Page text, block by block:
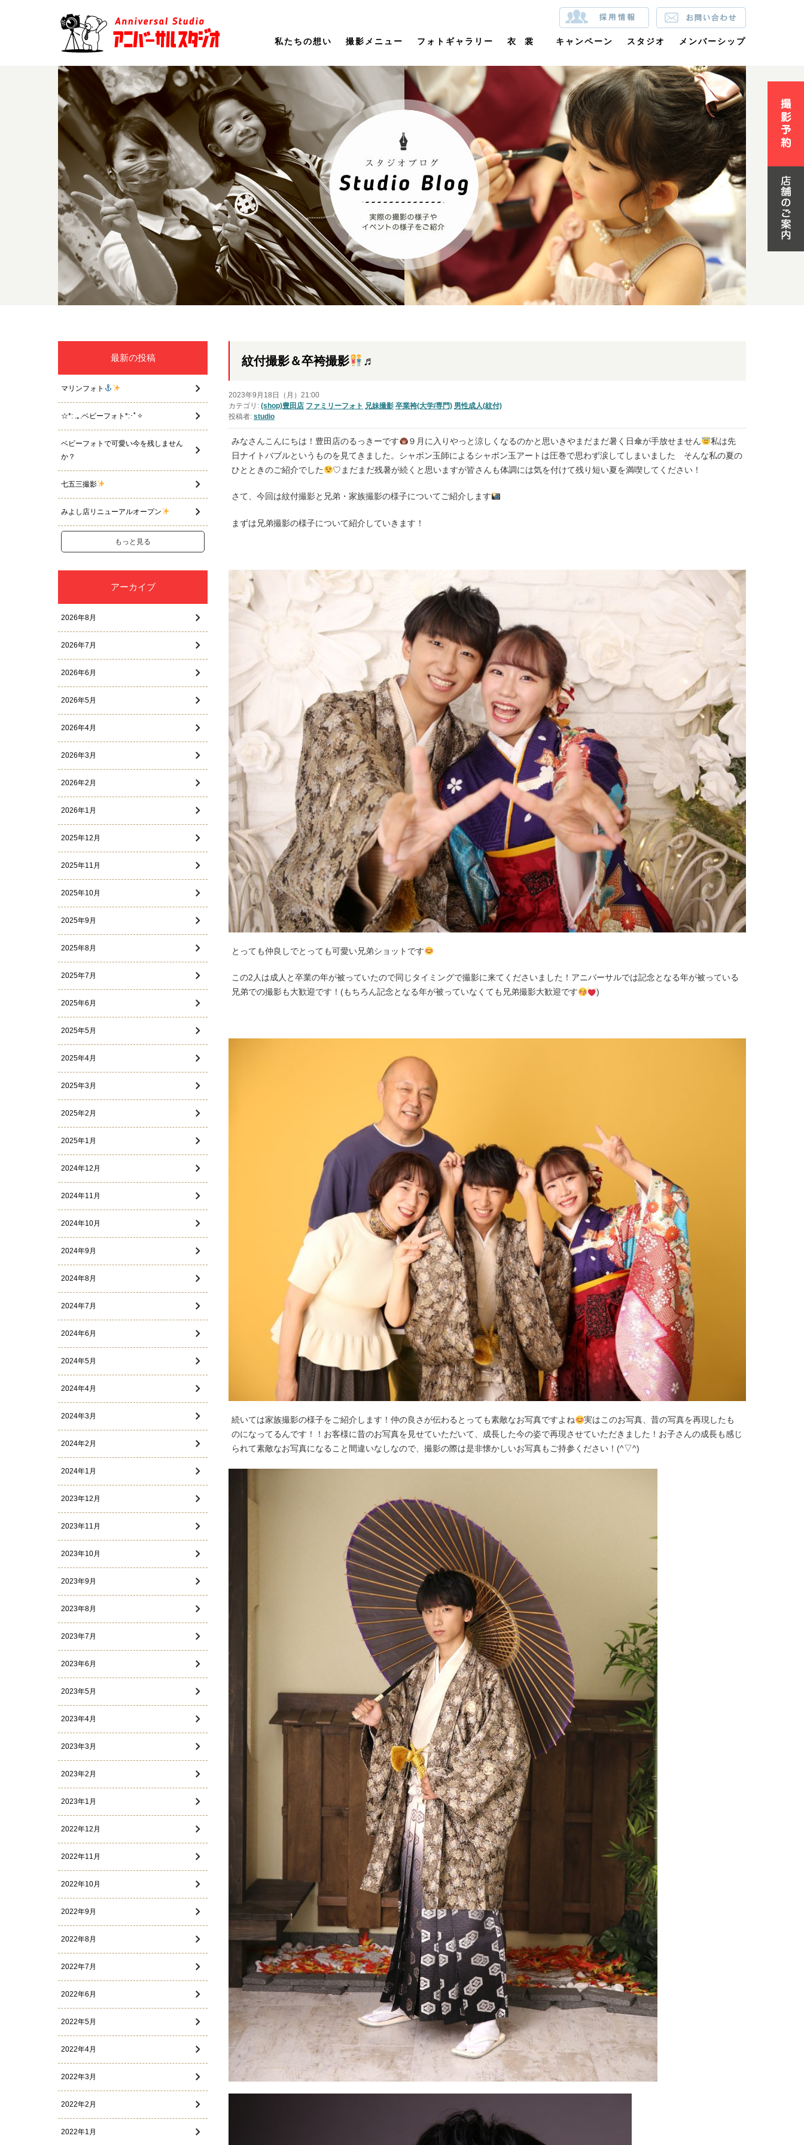
私たちの想い 撮影メニュー フォトギャラリー 衣裳 キャンペーン スタジオ メンバーシップ
紋付撮影＆卒袴撮影 ♬
2023年9月18日（月）21:00
カテゴリ: (shop)豊田店 ファミリーフォト 兄妹撮影 卒業袴(大学/専門) 男性成人(紋付)
投稿者: studio
みなさんこんにちは！豊田店のるっきーです ９月に入りやっと涼しくなるのかと思いきやまだまだ暑く日傘が手放せません
私は先
日ナイトバブルというものを見てきました。シャボン玉師によるシャボン玉アートは圧巻で思わず涙してしまいました そんな私の夏の
ひとときのご紹介でした
♡まだまだ残暑が続くと思いますが皆さんも体調には気を付けて残り短い夏を満喫してください！
さて、今回は紋付撮影と兄弟・家族撮影の様子についてご紹介します
まずは兄弟撮影の様子について紹介していきます！
とっても仲良しでとっても可愛い兄弟ショットです
この2人は成人と卒業の年が被っていたので同じタイミングで撮影に来てくださいました！アニバーサルでは記念となる年が被っている
兄弟での撮影も大歓迎です！(もちろん記念となる年が被っていなくても兄弟撮影大歓迎です
)
続いては家族撮影の様子をご紹介します！仲の良さが伝わるとっても素敵なお写真ですよね
実はこのお写真、昔の写真を再現したも
のになってるんです！！お客様に昔のお写真を見せていただいて、成長した今の姿で再現させていただきました！お子さんの成長も感じ
られて素敵なお写真になること間違いなしなので、撮影の際は是非懐かしいお写真もご持参ください！(^▽^)
最新の投稿
マリンフォト
☆*: .｡.ベビーフォト*:･ﾟ✧
ベビーフォトで可愛い今を残しません
か？
七五三撮影
みよし店リニューアルオープン
もっと見る
アーカイブ
2026年8月
2026年7月
2026年6月
2026年5月
2026年4月
2026年3月
2026年2月
2026年1月
2025年12月
2025年11月
2025年10月
2025年9月
2025年8月
2025年7月
2025年6月
2025年5月
2025年4月
2025年3月
2025年2月
2025年1月
2024年12月
2024年11月
2024年10月
2024年9月
2024年8月
2024年7月
2024年6月
2024年5月
2024年4月
2024年3月
2024年2月
2024年1月
2023年12月
2023年11月
2023年10月
2023年9月
2023年8月
2023年7月
2023年6月
2023年5月
2023年4月
2023年3月
2023年2月
2023年1月
2022年12月
2022年11月
2022年10月
2022年9月
2022年8月
2022年7月
2022年6月
2022年5月
2022年4月
2022年3月
2022年2月
2022年1月